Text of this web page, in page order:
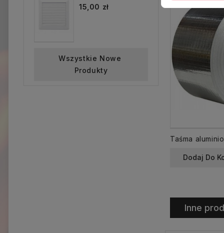
15,00 zł
Wszystkie Nowe
Produkty
Dodaj Do
Inne